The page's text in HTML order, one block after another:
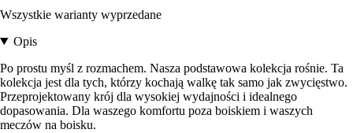
Wszystkie warianty wyprzedane
Opis
Po prostu myśl z rozmachem. Nasza podstawowa kolekcja rośnie. Ta
kolekcja jest dla tych, którzy kochają walkę tak samo jak zwycięstwo.
Przeprojektowany krój dla wysokiej wydajności i idealnego
dopasowania. Dla waszego komfortu poza boiskiem i waszych
meczów na boisku.